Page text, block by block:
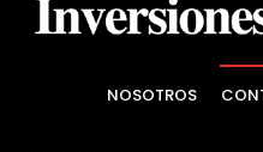
NOSOTROS